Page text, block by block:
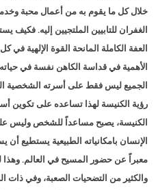
خلال كل ما يقوم به من أعمال محبة
الغفران للتابيين الملتجيين إليه.
العفة الكاملة المانحة القوة الإلهية
الأهمية في قداسة الكاهن نفسة في
الجميع ليس فقط على أسرته الشخصية
رؤية الكنيسة لهذا تساعده على تكوين
الكنيسة، يصبح مساعداً للشخص وليس
الإنسان بامكانياته الطبيعية يستطيع
معبراً عن حضور المسيح في العالم. وهذا
والكثير من التضحيات الصعبة، وفي ذات